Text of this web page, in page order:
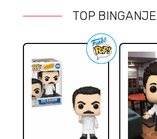
TOP BINGANJE